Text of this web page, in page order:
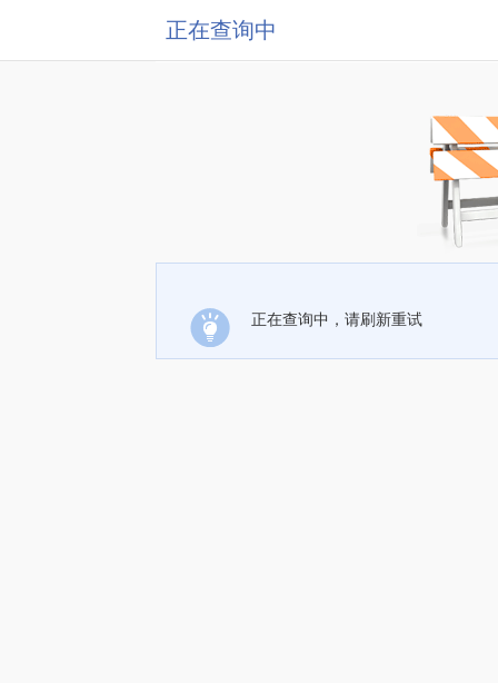
正在查询中
正在查询中，请刷新重试